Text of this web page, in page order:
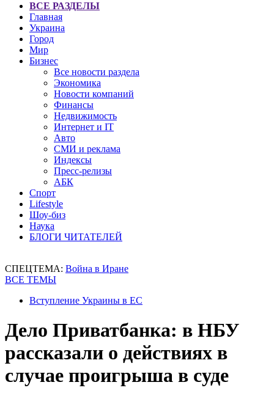
ВСЕ РАЗДЕЛЫ
Главная
Украина
Город
Мир
Бизнес
Все новости раздела
Экономика
Новости компаний
Финансы
Недвижимость
Интернет и IT
Авто
СМИ и реклама
Индексы
Пресс-релизы
АБК
Спорт
Lifestyle
Шоу-биз
Наука
БЛОГИ ЧИТАТЕЛЕЙ
СПЕЦТЕМА: Война в Иране
ВСЕ ТЕМЫ
Вступление Украины в ЕС
Дело Приватбанка: в НБУ
рассказали о действиях в
случае проигрыша в суде